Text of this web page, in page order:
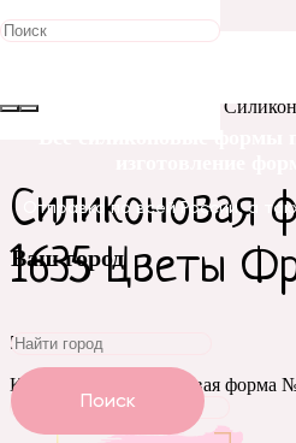
Отправка по всей России, а
Ваш город
Поиск
формы
/
Силиконовая
1635 Цветы
510₽
Количество Силиконовая